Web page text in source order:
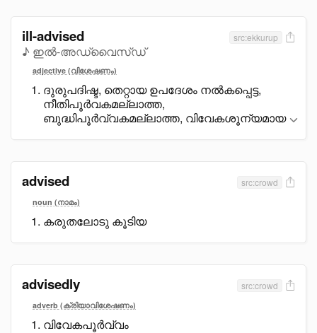
ill-advised
♪ ഇൽ-അഡ്വൈസ്ഡ്
src:ekkurup
adjective (വിശേഷണം)
ദുരുപദിഷ്ട, തെറ്റായ ഉപദേശം നൽകപ്പെട്ട,
നീതിപൂർവകമല്ലാത്ത,
ബുദ്ധിപൂർവ്വകമല്ലാത്ത, വിവേകശൂന്യമായ
advised src:crowd
noun (നാമം)
കരുതലോടു കൂടിയ
advisedly src:crowd
adverb (ക്രിയാവിശേഷണം)
വിവേകപൂർവ്വം